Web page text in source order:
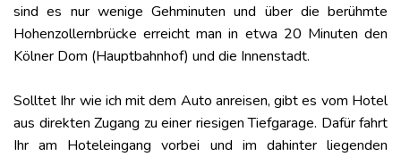
sind es nur wenige Gehminuten und über die berühmte
Hohenzollernbrücke erreicht man in etwa 20 Minuten den
Kölner Dom (Hauptbahnhof) und die Innenstadt.
Solltet Ihr wie ich mit dem Auto anreisen, gibt es vom Hotel
aus direkten Zugang zu einer riesigen Tiefgarage. Dafür fahrt
Ihr am Hoteleingang vorbei und im dahinter liegenden